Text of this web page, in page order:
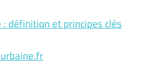
: définition et principes clés